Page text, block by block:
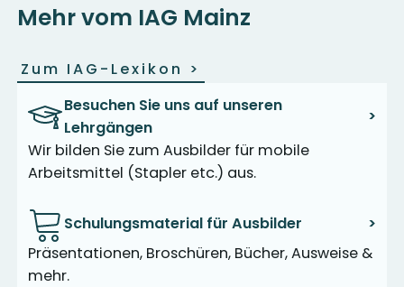
Mehr vom IAG Mainz
Zum IAG-Lexikon >
Besuchen Sie uns auf unseren
Lehrgängen
>
Wir bilden Sie zum Ausbilder für mobile
Arbeitsmittel (Stapler etc.) aus.
Schulungsmaterial für Ausbilder
>
Präsentationen, Broschüren, Bücher, Ausweise &
mehr.